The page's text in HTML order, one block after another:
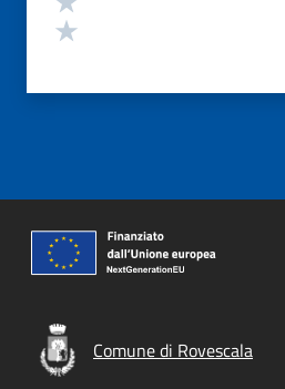
Comune di Rovescala